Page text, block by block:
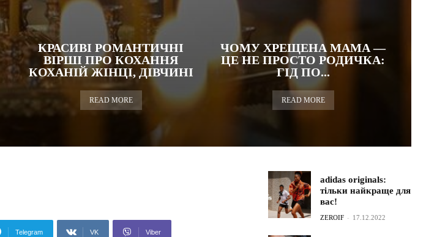
КРАСИВІ РОМАНТИЧНІ
ВІРШІ ПРО КОХАННЯ
КОХАНІЙ ЖІНЦІ, ДІВЧИНІ
READ MORE
ЧОМУ ХРЕЩЕНА МАМА —
ЦЕ НЕ ПРОСТО РОДИЧКА:
ГІД ПО...
READ MORE
Telegram VK Viber
adidas originals:
тільки найкраще для
вас!
ZEROIF - 17.12.2022